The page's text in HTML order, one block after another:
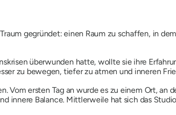
gegründet: einen Raum zu schaffen, in
überwunden hatte, wollte sie ihre
zu bewegen, tiefer zu atmen und inneren
Vom ersten Tag an wurde es zu einem Ort, an
innere Balance. Mittlerweile hat sich das